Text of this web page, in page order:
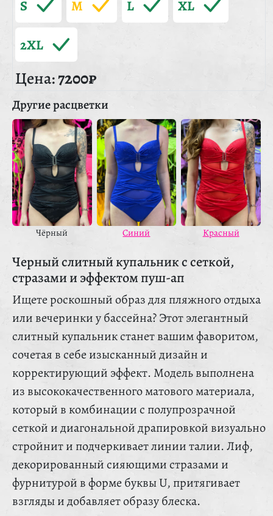
S M L XL
2XL
Цена:7200₽
Другие расцветки
Чёрный Синий Красный
Черный слитный купальник с сеткой,
стразами и эффектом пуш-ап
Ищете роскошный образ для пляжного отдыха
или вечеринки у бассейна? Этот элегантный
слитный купальник станет вашим фаворитом,
сочетая в себе изысканный дизайн и
корректирующий эффект. Модель выполнена
из высококачественного матового материала,
который в комбинации с полупрозрачной
сеткой и диагональной драпировкой визуально
стройнит и подчеркивает линии талии. Лиф,
декорированный сияющими стразами и
фурнитурой в форме буквы U, притягивает
взгляды и добавляет образу блеска.